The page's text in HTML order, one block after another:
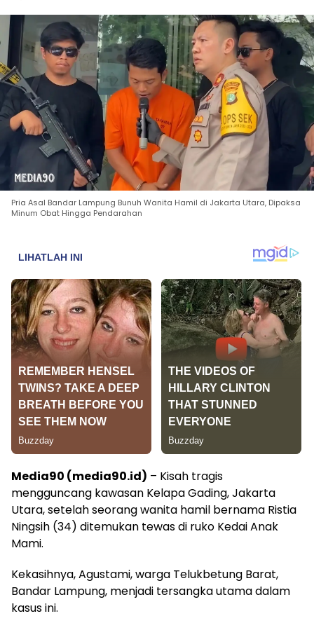
Pria Asal Bandar Lampung Bunuh Wanita Hamil di Jakarta Utara, Dipaksa
Minum Obat Hingga Pendarahan
Media90 (media90.id) – Kisah tragis
mengguncang kawasan Kelapa Gading, Jakarta
Utara, setelah seorang wanita hamil bernama Ristia
Ningsih (34) ditemukan tewas di ruko Kedai Anak
Mami.
Kekasihnya, Agustami, warga Telukbetung Barat,
Bandar Lampung, menjadi tersangka utama dalam
kasus ini.